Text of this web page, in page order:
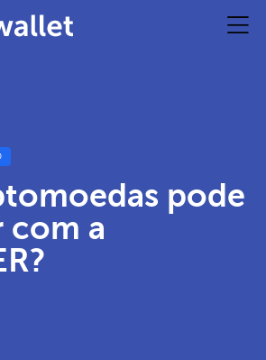
pode
com a